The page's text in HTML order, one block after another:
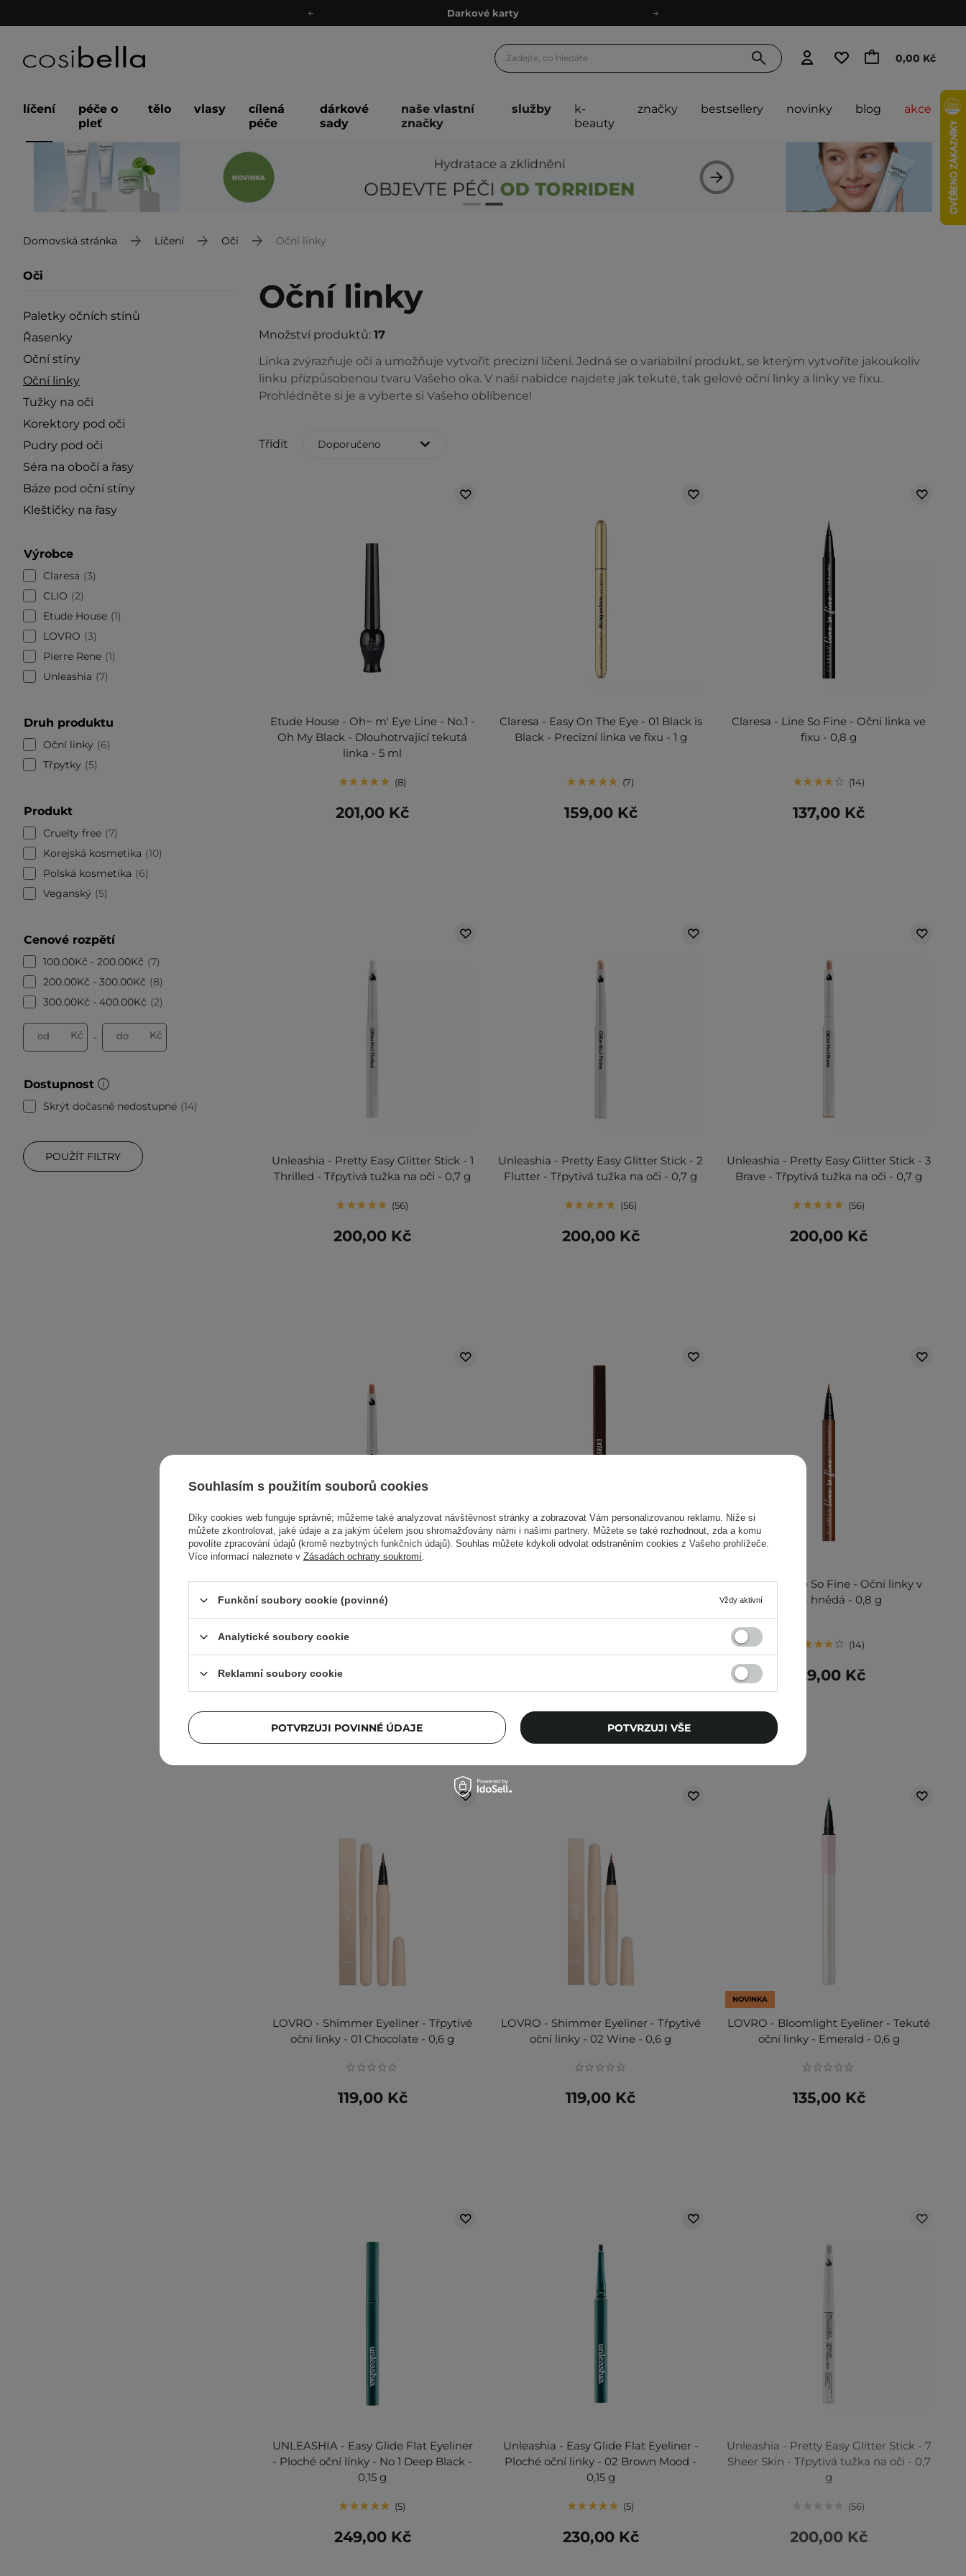
Ekologické balení
Doporučovací Program
Odeslání do 24 hod.
Ekologické balení
0,00 Kč
líčení
péče o
pleť
tělo vlasy
cílená
péče
dárkové
sady
naše vlastní
značky
služby
k-
beauty
značky bestsellery novinky blog akce
Domovská stránka Líčení Oči Oční linky
Oči
Paletky očních stínů
Řasenky
Oční stíny
Oční linky
Tužky na oči
Korektory pod oči
Pudry pod oči
Séra na obočí a řasy
Báze pod oční stíny
Kleštičky na řasy
Výrobce
Claresa
3
CLIO
2
Etude House 1
LOVRO
3
Pierre Rene 1
Unleashia
7
Druh produktu
Oční linky
6
Třpytky
5
Produkt
Cruelty free 7
Korejská kosmetika
10
Polská kosmetika
6
Veganský
5
Cenové rozpětí
100.00Kč - 200.00Kč
7
200.00Kč - 300.00Kč
8
300.00Kč - 400.00Kč
2
od Kč - do Kč
Dostupnost
Skrýt dočasně nedostupné 14
POUŽÍT FILTRY
Oční linky
Množství produktů: 17
Linka zvýrazňuje oči a umožňuje vytvořit precizní líčení. Jedná se o variabilní produkt, se kterým vytvoříte jakoukoliv
linku přizpůsobenou tvaru Vašeho oka. V naší nabídce najdete jak tekuté, tak gelové oční linky a linky ve fixu.
Prohlédněte si je a vyberte si Vašeho oblíbence!
Třídit Doporučeno
Etude House - Oh~ m' Eye Line - No.1 -
Oh My Black - Dlouhotrvající tekutá
linka - 5 ml
8
201,00 Kč
Claresa - Easy On The Eye - 01 Black is
Black - Precizní linka ve fixu - 1 g
7
159,00 Kč
Claresa - Line So Fine - Oční linka ve
fixu - 0,8 g
14
137,00 Kč
Unleashia - Pretty Easy Glitter Stick - 1
Thrilled - Třpytivá tužka na oči - 0,7 g
56
200,00 Kč
Unleashia - Pretty Easy Glitter Stick - 2
Flutter - Třpytivá tužka na oči - 0,7 g
56
200,00 Kč
Unleashia - Pretty Easy Glitter Stick - 3
Brave - Třpytivá tužka na oči - 0,7 g
56
200,00 Kč
Unleashia - Pretty Easy Glitter Stick - 5
Dusk - Třpytivá tužka na oči - 0,7 g
200,00 Kč
CLIO - Extreme Gelpresso Pencil Liner
na oči - 0,35 g
Claresa - Line So Fine - Oční linky v
peru - hnědá - 0,8 g
14
129,00 Kč
LOVRO - Shimmer Eyeliner - Třpytivé
oční linky - 01 Chocolate - 0,6 g
119,00 Kč
LOVRO - Shimmer Eyeliner - Třpytivé
oční linky - 02 Wine - 0,6 g
119,00 Kč
NOVINKA
LOVRO - Bloomlight Eyeliner - Tekuté
oční linky - Emerald - 0,6 g
135,00 Kč
UNLEASHIA - Easy Glide Flat Eyeliner
- Ploché oční línky - No 1 Deep Black -
0,15 g
5
249,00 Kč
Unleashia - Easy Glide Flat Eyeliner -
Ploché oční linky - 02 Brown Mood -
0,15 g
5
230,00 Kč
Unleashia - Pretty Easy Glitter Stick - 7
Sheer Skin - Třpytivá tužka na oči - 0,7
g
56
200,00 Kč
Souhlasím s použitím souborů cookies
Díky cookies web funguje správně; můžeme také analyzovat návštěvnost stránky a zobrazovat Vám personalizovanou reklamu. Níže si
můžete zkontrolovat, jaké údaje a za jakým účelem jsou shromažďovány námi i našimi partnery. Můžete se také rozhodnout, zda a komu
povolíte zpracování údajů (kromě nezbytných funkčních údajů). Souhlas můžete kdykoli odvolat odstraněním cookies z Vašeho prohlížeče.
Více informací naleznete v Zásadách ochrany soukromí.
Funkční soubory cookie (povinné) Vždy aktivní
Analytické soubory cookie
Reklamní soubory cookie
POTVRZUJI POVINNÉ ÚDAJE POTVRZUJI VŠE